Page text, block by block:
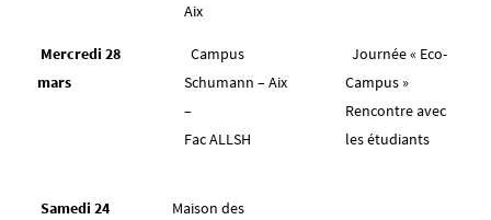
Aix
Mercredi 28
mars
Campus
Schumann – Aix
–
Fac ALLSH
Journée « Eco-
Campus »
Rencontre avec
les étudiants
Samedi 24
Maison des